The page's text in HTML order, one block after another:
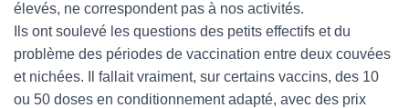
élevés, ne correspondent pas à nos activités.
Ils ont soulevé les questions des petits effectifs et du
problème des périodes de vaccination entre deux couvées
et nichées. Il fallait vraiment, sur certains vaccins, des 10
ou 50 doses en conditionnement adapté, avec des prix